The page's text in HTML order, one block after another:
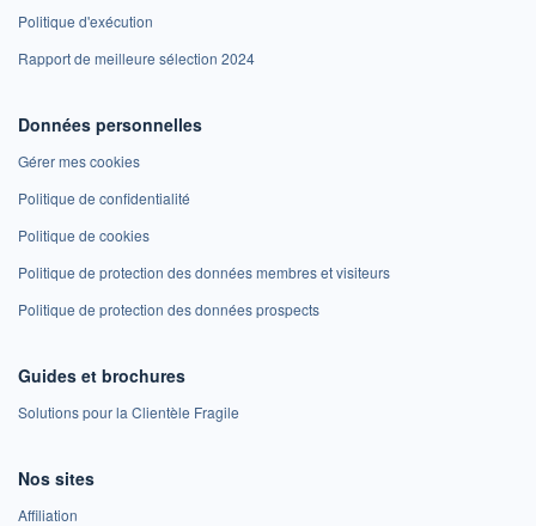
Politique d'exécution
Rapport de meilleure sélection 2024
Données personnelles
Gérer mes cookies
Politique de confidentialité
Politique de cookies
Politique de protection des données membres et visiteurs
Politique de protection des données prospects
Guides et brochures
Solutions pour la Clientèle Fragile
Nos sites
Affiliation